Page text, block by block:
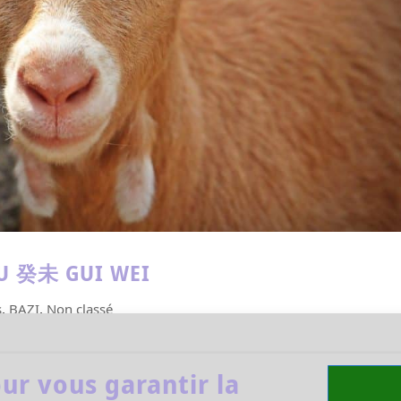
vous garantir la
癸未 GUI WEI
,BAZI,Non classé
dans l’eau. Voici le dernier animal de l’été : la